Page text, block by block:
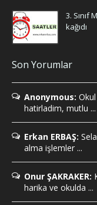
3. Sınıf
kağıdı
Son Yorumlar
Anonymous:
hatirladim, mutlu ...
Erkan ERBAŞ:
alma işlemler ...
Onur ŞAKRAKER:
harika ve okulda ...